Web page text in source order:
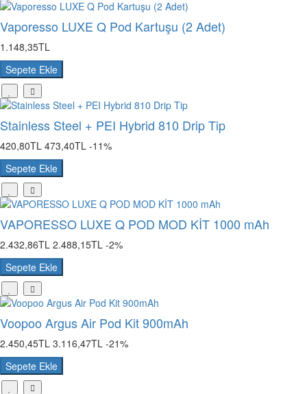
Vaporesso LUXE Q Pod Kartuşu (2 Adet)
1.148,35TL
Sepete Ekle
Stainless Steel + PEI Hybrid 810 Drip Tip
420,80TL 473,40TL -11%
Sepete Ekle
VAPORESSO LUXE Q POD MOD KİT 1000 mAh
2.432,86TL 2.488,15TL -2%
Sepete Ekle
Voopoo Argus Air Pod Kit 900mAh
2.450,45TL 3.116,47TL -21%
Sepete Ekle